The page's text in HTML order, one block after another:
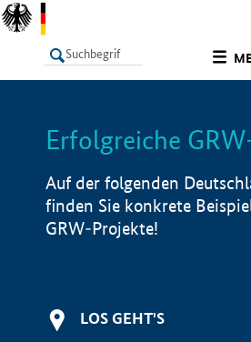
LISTE
Erfolgreiche
Auf der folgenden
finden Sie konkrete
GRW-Projekte!
LOS GEHT'S